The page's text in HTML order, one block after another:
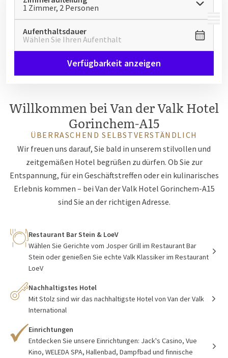
MENÜ
1 Zimmer, 2 Personen
Aufenthaltsdauer
Wählen Sie Ihren Aufenthalt
Verfügbarkeit anzeigen
Willkommen bei Van der Valk Hotel
Gorinchem-A15
ÜBERRASCHEND SELBSTVERSTÄNDLICH
Wir freuen uns darauf, Sie bald in unserem stilvollen und
zeitgemäßen Hotel begrüßen zu dürfen. Ob Sie zur
Entspannung, für ein Geschäftstreffen oder ein kulinarisches
Erlebnis kommen – bei Van der Valk Hotel Gorinchem-A15
sind Sie an der richtigen Adresse.
Restaurant Bar Stein & LoeV
Wählen Sie Gerichte vom Josper Grill im Restaurant Bar
Stein oder genießen Sie echte Valk Klassiker im Restaurant
LoeV
Nachhaltigstes Hotel
Mit Stolz sind wir das nachhaltigste Hotel von Van der Valk
International
Einrichtungen
Entdecken Sie unsere Einrichtungen: Jack's Casino, Vue
Kino, WELEDA SPA, Hallenbad, Dampfbad und finnische